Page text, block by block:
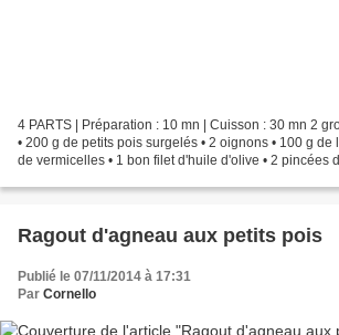
4 PARTS | Préparation : 10 mn | Cuisson : 30 mn 2
• 200 g de petits pois surgelés • 2 oignons • 100 g de
de vermicelles • 1 bon filet d'huile d'olive • 2 pincées
Ragout d'agneau aux petits pois
Publié le 07/11/2014 à 17:31
Par Cornello